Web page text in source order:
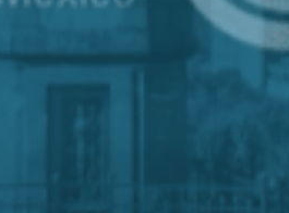
Solución Integral para Agencias